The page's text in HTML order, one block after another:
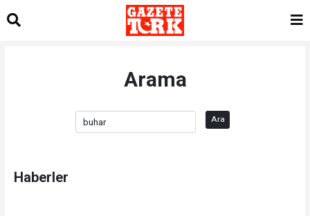
Arama
Ara
Haberler